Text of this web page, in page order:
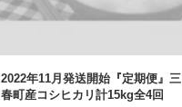
2022年11月発送開始『定期便』三
春町産コシヒカリ計15kg全4回